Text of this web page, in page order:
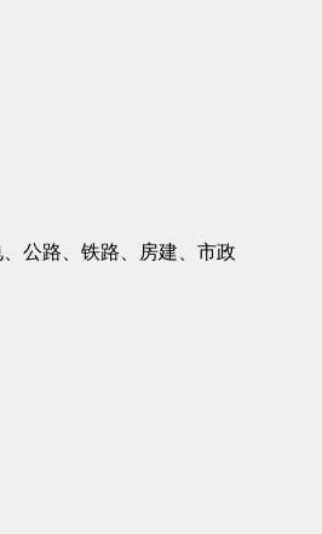
公路、铁路、房建、市政